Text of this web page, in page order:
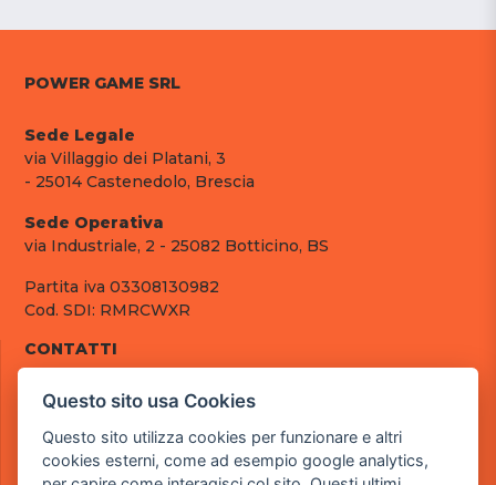
POWER GAME SRL
Sede Legale
via Villaggio dei Platani, 3
- 25014 Castenedolo, Brescia
Sede Operativa
via Industriale, 2 - 25082 Botticino, BS
Partita iva 03308130982
Cod. SDI: RMRCWXR
CONTATTI
tel.: +39 030 376 2377
pec: powergamesrl@legalmail.it
Questo sito usa Cookies
Questo sito utilizza cookies per funzionare e altri
cookies esterni, come ad esempio google analytics,